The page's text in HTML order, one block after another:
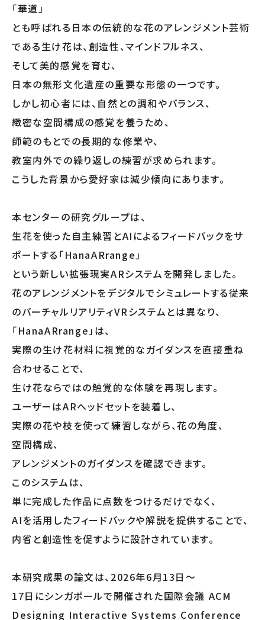
「華道」
とも呼ばれる日本の伝統的な花のアレンジメント芸術
である生け花は、創造性、マインドフルネス、
そして美的感覚を育む、
日本の無形文化遺産の重要な形態の一つです。
しかし初心者には、自然との調和やバランス、
緻密な空間構成の感覚を養うため、
師範のもとでの長期的な修業や、
教室内外での繰り返しの練習が求められます。
こうした背景から愛好家は減少傾向にあります。
本センターの研究グループは、
生花を使った自主練習とAIによるフィードバックをサ
ポートする「HanaARrange」
という新しい拡張現実ARシステムを開発しました。
花のアレンジメントをデジタルでシミュレートする従来
のバーチャルリアリティVRシステムとは異なり、
「HanaARrange」は、
実際の生け花材料に視覚的なガイダンスを直接重ね
合わせることで、
生け花ならではの触覚的な体験を再現します。
ユーザーはARヘッドセットを装着し、
実際の花や枝を使って練習しながら、花の角度、
空間構成、
アレンジメントのガイダンスを確認できます。
このシステムは、
単に完成した作品に点数をつけるだけでなく、
AIを活用したフィードバックや解説を提供することで、
内省と創造性を促すように設計されています。
本研究成果の論文は、2026年6月13日～
17日にシンガポールで開催された国際会議 ACM
Designing Interactive Systems Conference